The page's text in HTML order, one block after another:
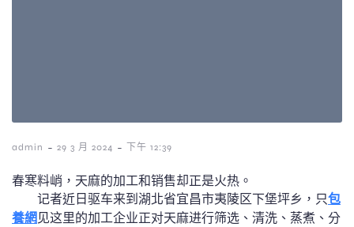
admin - 29 3 月 2024 - 下午 12:39
春寒料峭，天麻的加工和销售却正是火热。
记者近日驱车来到湖北省宜昌市夷陵区下堡坪乡，只包
養網 见这里的加工企业正对天麻进行筛选、清洗、蒸煮、分